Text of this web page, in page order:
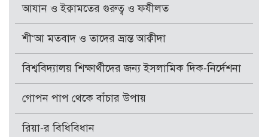
আযান ও ইক্বামতের গুরুত্ব ও ফযীলত
শী‘আ মতবাদ ও তাদের ভ্রান্ত আক্বীদা
বিশ্ববিদ্যালয় শিক্ষার্থীদের জন্য ইসলামিক দিক-নির্দেশনা
গোপন পাপ থেকে বাঁচার উপায়
রিয়া-র বিধিবিধান